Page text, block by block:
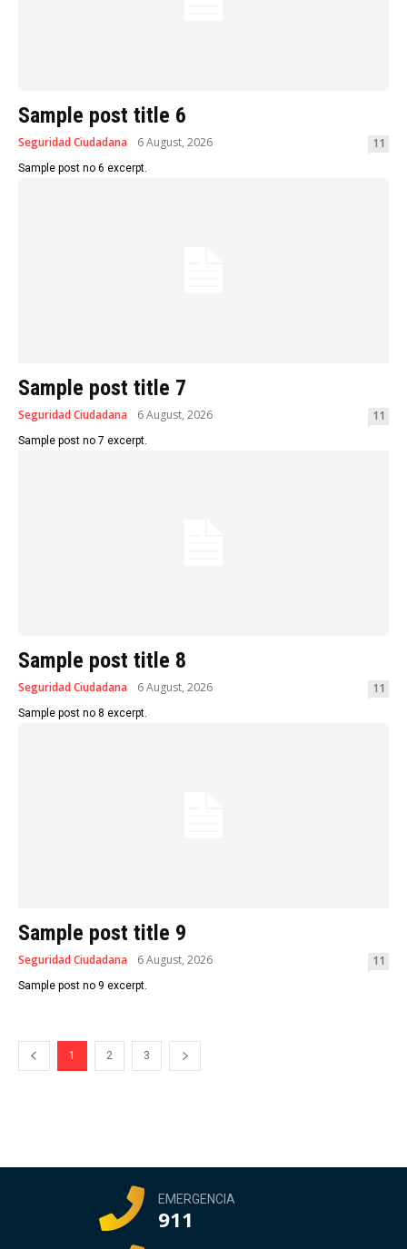
Sample post title 6
Seguridad Ciudadana 6 August, 2026 11
Sample post no 6 excerpt.
Sample post title 7
Seguridad Ciudadana 6 August, 2026 11
Sample post no 7 excerpt.
Sample post title 8
Seguridad Ciudadana 6 August, 2026 11
Sample post no 8 excerpt.
Sample post title 9
Seguridad Ciudadana 6 August, 2026 11
Sample post no 9 excerpt.
1 2 3
EMERGENCIA
911